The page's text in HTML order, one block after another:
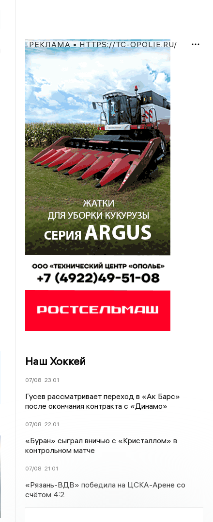
РЕКЛАМА • HTTPS://TC-OPOLIE.RU/
Наш Хоккей
07/08 23:01
Гусев рассматривает переход в «Ак Барс»
после окончания контракта с «Динамо»
07/08 22:01
«Буран» сыграл вничью с «Кристаллом» в
контрольном матче
07/08 21:01
«Рязань-ВДВ» победила на ЦСКА-Арене со
счётом 4:2